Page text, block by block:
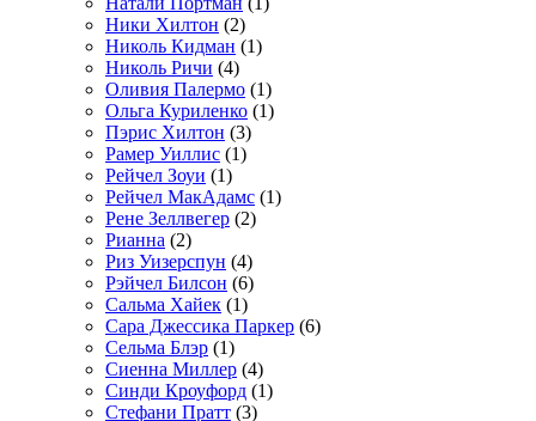
Ники Хилтон (2)
Николь Кидман (1)
Николь Ричи (4)
Оливия Палермо (1)
Ольга Куриленко (1)
Пэрис Хилтон (3)
Рамер Уиллис (1)
Рейчел Зоуи (1)
Рейчел МакАдамс (1)
Рене Зеллвегер (2)
Рианна (2)
Риз Уизерспун (4)
Рэйчел Билсон (6)
Сальма Хайек (1)
Сара Джессика Паркер (6)
Сельма Блэр (1)
Сиенна Миллер (4)
Синди Кроуфорд (1)
Стефани Пратт (3)